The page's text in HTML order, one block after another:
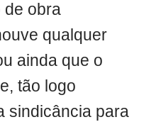
de obra
qualquer
ainda que o
tão logo
sindicância para